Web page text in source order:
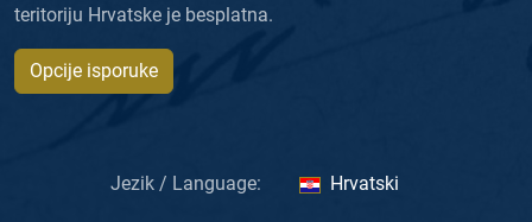
teritoriju Hrvatske je besplatna.
Opcije isporuke
Jezik / Language: Hrvatski